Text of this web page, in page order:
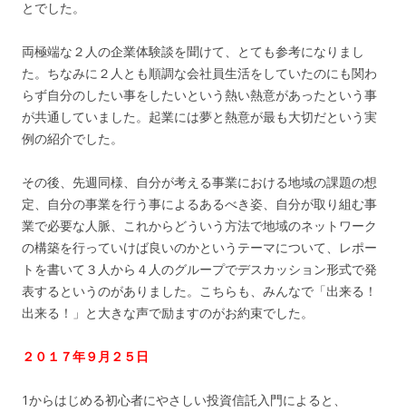
とでした。
両極端な２人の企業体験談を聞けて、とても参考になりまし
た。ちなみに２人とも順調な会社員生活をしていたのにも関わ
らず自分のしたい事をしたいという熱い熱意があったという事
が共通していました。起業には夢と熱意が最も大切だという実
例の紹介でした。
その後、先週同様、自分が考える事業における地域の課題の想
定、自分の事業を行う事によるあるべき姿、自分が取り組む事
業で必要な人脈、これからどういう方法で地域のネットワーク
の構築を行っていけば良いのかというテーマについて、レポー
トを書いて３人から４人のグループでデスカッション形式で発
表するというのがありました。こちらも、みんなで「出来る！
出来る！」と大きな声で励ますのがお約束でした。
２０１７年９月２５日
1からはじめる初心者にやさしい投資信託入門によると、